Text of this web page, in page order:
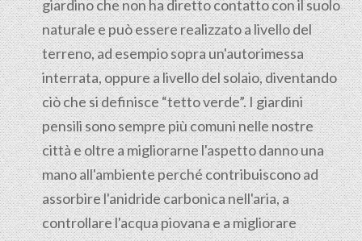
giardino che non ha diretto contatto con il suolo
naturale e può essere realizzato a livello del
terreno, ad esempio sopra un'autorimessa
interrata, oppure a livello del solaio, diventando
ciò che si definisce “tetto verde”. I giardini
pensili sono sempre più comuni nelle nostre
città e oltre a migliorarne l'aspetto danno una
mano all'ambiente perché contribuiscono ad
assorbire l'anidride carbonica nell'aria, a
controllare l'acqua piovana e a migliorare